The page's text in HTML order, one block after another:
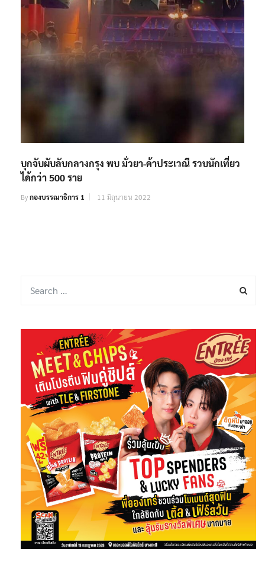
บุกจับผับลับกลางกรุง พบ มั่วยา-ค้าประเวณี รวบนักเที่ยว
ได้กว่า 500 ราย
Byกองบรรณาธิการ 1 11 มิถุนายน 2022